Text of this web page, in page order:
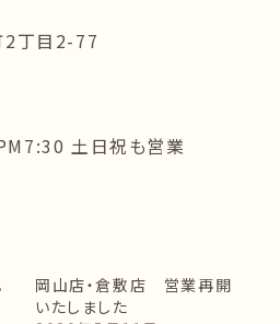
2丁目2-77
土日祝も営業
岡山店・倉敷店 営業再開
いたしました